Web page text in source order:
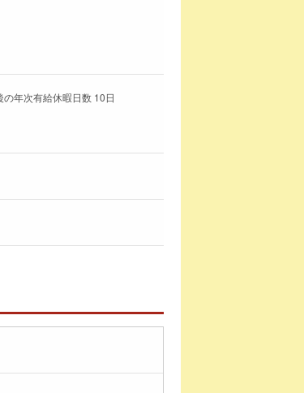
年次有給休暇日数 10日